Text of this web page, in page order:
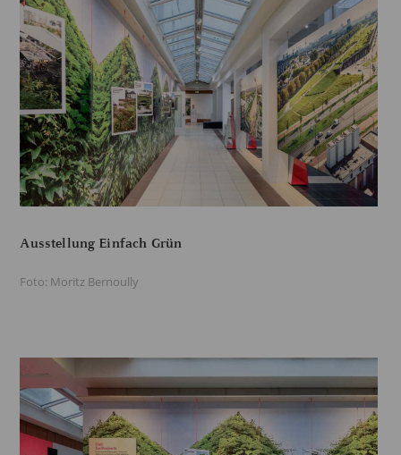
Ausstellung Einfach Grün
Foto: Moritz Bernoully